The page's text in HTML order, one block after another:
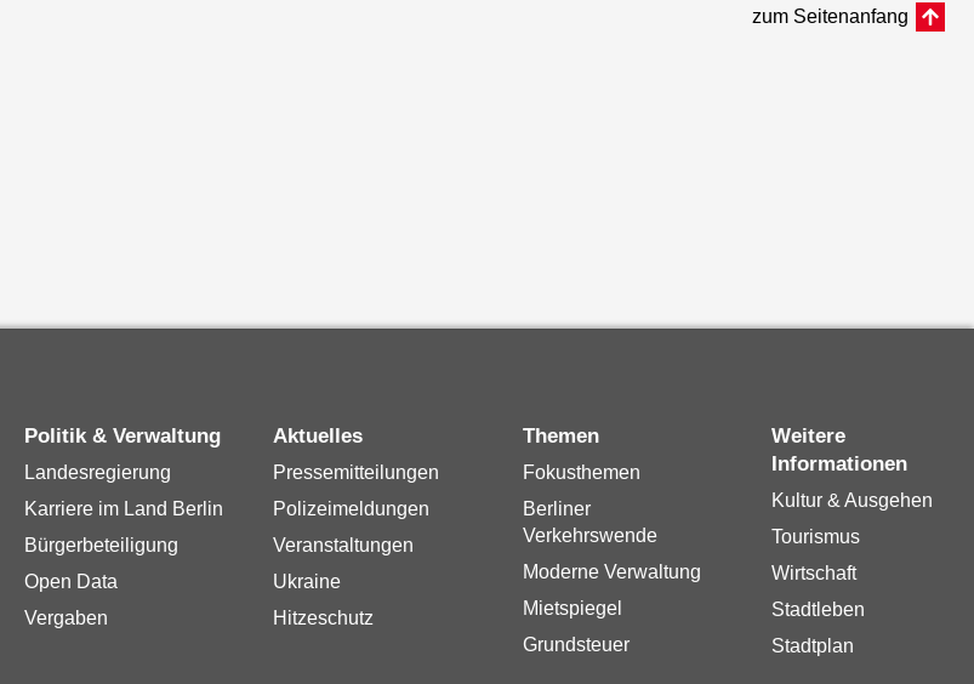
zum Seitenanfang
Politik & Verwaltung
Landesregierung
Karriere im Land Berlin
Bürgerbeteiligung
Open Data
Vergaben
Aktuelles
Pressemitteilungen
Polizeimeldungen
Veranstaltungen
Ukraine
Hitzeschutz
Themen
Fokusthemen
Berliner
Verkehrswende
Moderne Verwaltung
Mietspiegel
Grundsteuer
Weitere
Informationen
Kultur & Ausgehen
Tourismus
Wirtschaft
Stadtleben
Stadtplan